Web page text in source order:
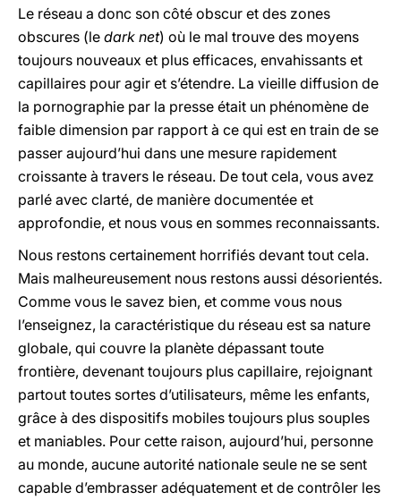
Le réseau a donc son côté obscur et des zones
obscures (le dark net) où le mal trouve des moyens
toujours nouveaux et plus efficaces, envahissants et
capillaires pour agir et s’étendre. La vieille diffusion de
la pornographie par la presse était un phénomène de
faible dimension par rapport à ce qui est en train de se
passer aujourd’hui dans une mesure rapidement
croissante à travers le réseau. De tout cela, vous avez
parlé avec clarté, de manière documentée et
approfondie, et nous vous en sommes reconnaissants.
Nous restons certainement horrifiés devant tout cela.
Mais malheureusement nous restons aussi désorientés.
Comme vous le savez bien, et comme vous nous
l’enseignez, la caractéristique du réseau est sa nature
globale, qui couvre la planète dépassant toute
frontière, devenant toujours plus capillaire, rejoignant
partout toutes sortes d’utilisateurs, même les enfants,
grâce à des dispositifs mobiles toujours plus souples
et maniables. Pour cette raison, aujourd’hui, personne
au monde, aucune autorité nationale seule ne se sent
capable d’embrasser adéquatement et de contrôler les